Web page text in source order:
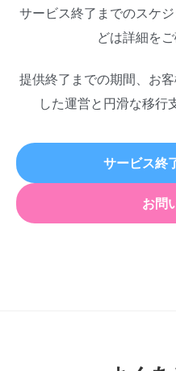
サービス終了までのスケ
どは詳細をご
提供終了までの期間、お
した運営と円滑な移行
サービス終
お問